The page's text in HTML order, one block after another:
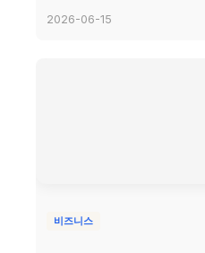
2026-06-15
비즈니스